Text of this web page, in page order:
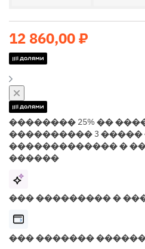
12 860,00 ₽
�������� 25% ��
���������� 3
������������� �
������
��� ��������� �
��� �������